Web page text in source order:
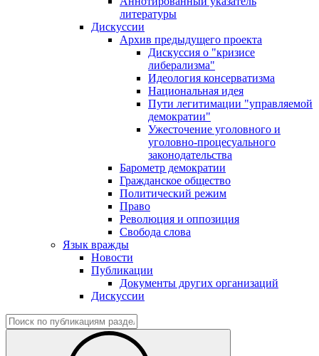
литературы
Дискуссии
Архив предыдущего проекта
Дискуссия о "кризисе
либерализма"
Идеология консерватизма
Национальная идея
Пути легитимации "управляемой
демократии"
Ужесточение уголовного и
уголовно-процесуального
законодательства
Барометр демократии
Гражданское общество
Политический режим
Право
Революция и оппозиция
Свобода слова
Язык вражды
Новости
Публикации
Документы других организаций
Дискуссии